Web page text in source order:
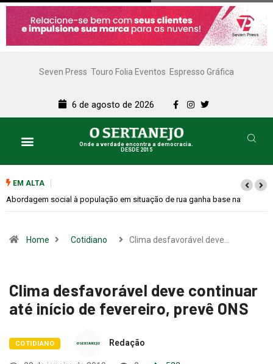
Seven Press Touro Folia Eventos Espresso Gráfica
6 de agosto de 2026
Onde a verdade encontra a democracia.
DESDE 2015
EM ALTA Cemitérios terão horário especial e missas no Dia dos Pais
até início de fevereiro, prevê ONS
28 de janeiro de 2019